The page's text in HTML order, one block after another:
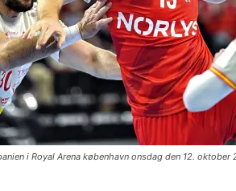
i Royal Arena københavn onsdag den 12. oktober